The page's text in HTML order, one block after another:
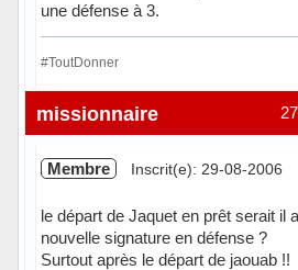
une défense à 3.
#ToutDonner
Hors ligne
missionnaire
Membre Inscrit(e): 29-08-2006
le départ de Jaquet en prêt serait il
nouvelle signature en défense ?
Surtout après le départ de jaouab !!